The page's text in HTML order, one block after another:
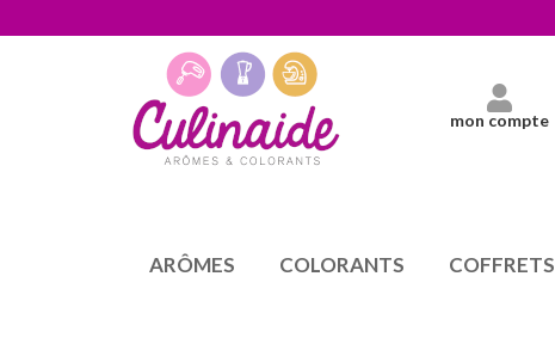
mon compte
ARÔMES COLORANTS COFFRETS